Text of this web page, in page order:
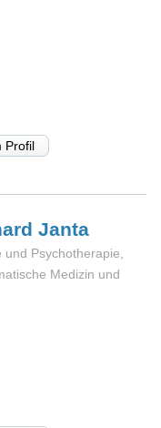
Profil
Janta
Psychotherapie,
Medizin und